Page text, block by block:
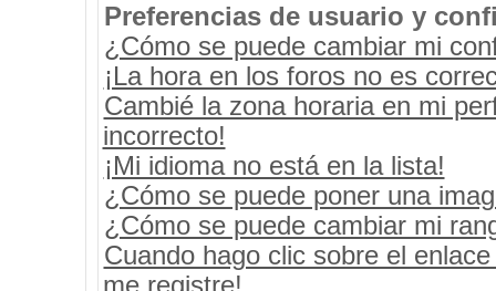
Preferencias de usuario y
¿Cómo se puede cambiar mi
¡La hora en los foros no es
Cambié la zona horaria en mi
incorrecto!
¡Mi idioma no está en la lista!
¿Cómo se puede poner una
¿Cómo se puede cambiar mi
Cuando hago clic sobre el
me registre!